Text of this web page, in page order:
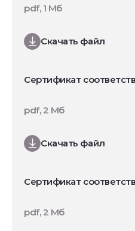
Скачать файл
pdf, 1 Мб
Сертификат
Скачать файл
pdf, 2 Мб
Сертификат
pdf, 2 Мб